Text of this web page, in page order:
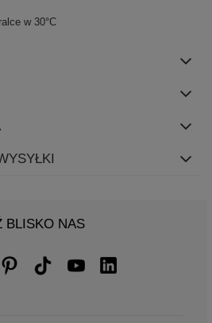
w 30°C
BLISKO NAS